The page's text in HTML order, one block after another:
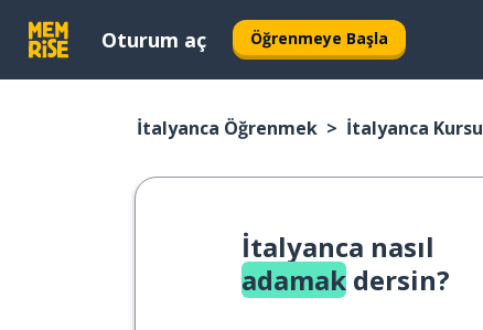
Oturum aç Öğrenmeye Başla
İtalyanca Öğrenmek İtalyanca Kursu
İtalyanca nasıl
adamak dersin?